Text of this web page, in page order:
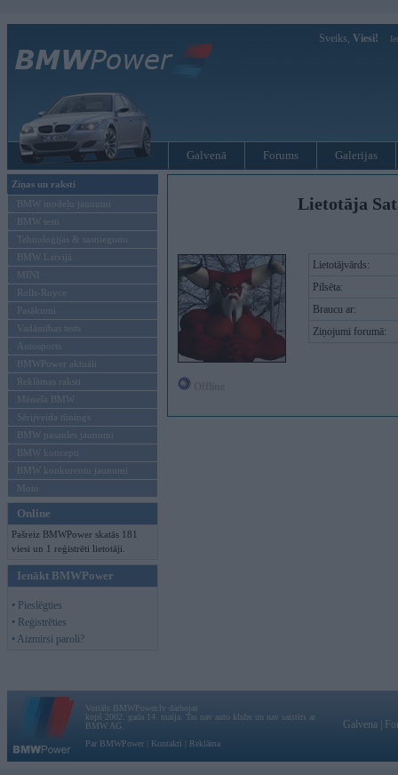
Sveiks, Viesi!
Galvenā Forums Galerijas
Ziņas un raksti
BMW modeļu jaunumi
BMW testi
Tehnoloģijas & sasniegumi
BMW Latvijā
MINI
Rolls-Royce
Pasākumi
Vadāmības tests
Autosports
BMWPower aktuāli
Reklāmas raksti
Mēneša BMW
Sērijveida tūnings
BMW pasaules jaunumi
BMW koncepti
BMW konkurentu jaunumi
Moto
Online
Pašreiz BMWPower skatās 181
viesi un 1 reģistrēti lietotāji.
Ienākt BMWPower
• Pieslēgties
• Reģistrēties
• Aizmirsi paroli?
Lietotāja
Lietotājvārds:
Pilsēta:
Braucu ar:
Ziņojumi forumā:
Vortāls BMWPower.lv darbojas
kopš 2002. gada 14. maija. Tas nav auto klubs un nav saistīts ar
BMW AG.
Par BMWPower
Kontakti Reklāma
Galvena